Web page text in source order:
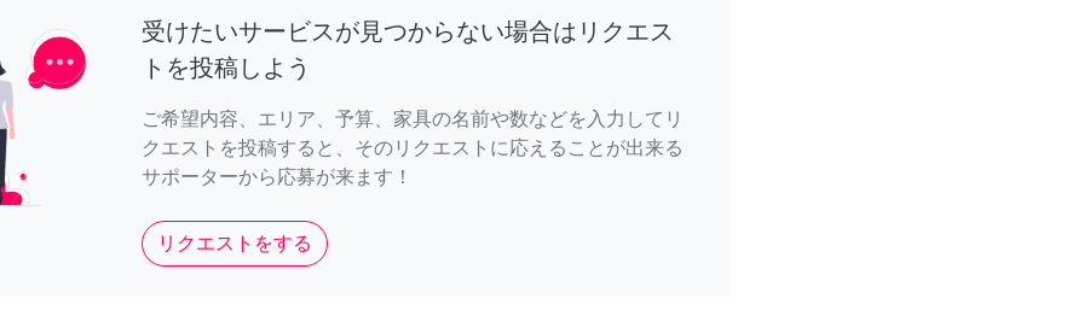
受けたいサービスが見つからない場合はリクエス
トを投稿しよう
ご希望内容、エリア、予算、家具の名前や数などを入力してリ
クエストを投稿すると、そのリクエストに応えることが出来る
サポーターから応募が来ます！
リクエストをする